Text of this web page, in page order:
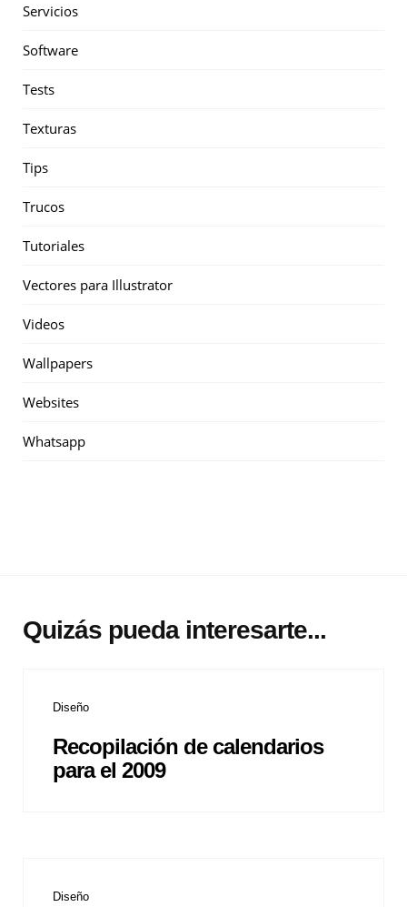
Servicios
Software
Tests
Texturas
Tips
Trucos
Tutoriales
Vectores para Illustrator
Videos
Wallpapers
Websites
Whatsapp
Quizás pueda interesarte...
Diseño
Recopilación de calendarios
para el 2009
Diseño